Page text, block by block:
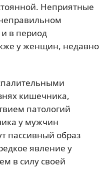
Неприятные
в период
у женщин, недавно
кишечника,
патологий
у мужчин
пассивный образ
явление у
в силу своей